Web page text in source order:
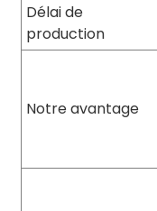
Délai de
production
Notre avantage